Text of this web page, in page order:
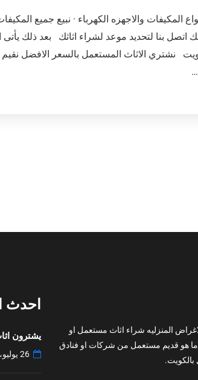
والاجهزه الكهرباء · نبيع جميع
بنا لتحديد موعد لشراء اثاثك بعد ذلك
نشتري الاثاث المستعمل بالسعر الافضل
المنزليه شراء اثاث مستعمل او
هو قديم مستعمل من شركات او فنادق
احدث
يشترون اثاث
26 يوليو، 2026